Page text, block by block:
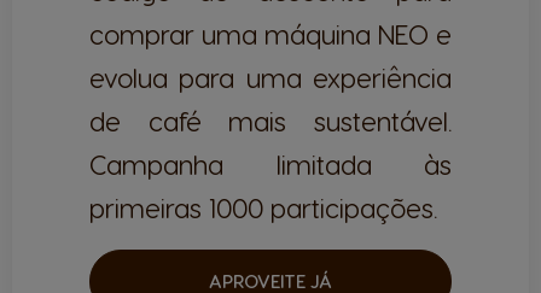
comprar uma máquina NEO e
evolua para uma experiência
de café mais sustentável.
Campanha limitada às
primeiras 1000 participações.
APROVEITE JÁ